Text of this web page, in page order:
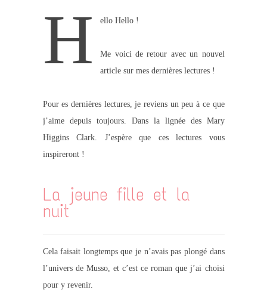
H ello Hello !
Me voici de retour avec un nouvel
article sur mes dernières lectures !
Pour es dernières lectures, je reviens un peu à ce que
j’aime depuis toujours. Dans la lignée des Mary
Higgins Clark. J’espère que ces lectures vous
inspireront !
La jeune fille et la
nuit
Cela faisait longtemps que je n’avais pas plongé dans
l’univers de Musso, et c’est ce roman que j’ai choisi
pour y revenir.